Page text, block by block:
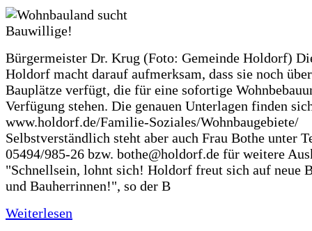
Bürgermeister Dr. Krug (Foto: Gemeinde Holdorf)
Holdorf macht darauf aufmerksam, dass sie noch
Bauplätze verfügt, die für eine sofortige
Verfügung stehen. Die genauen Unterlagen finden
www.holdorf.de/Familie-Soziales/Wohnbaugebiete/
Selbstverständlich steht aber auch Frau Bothe unter
05494/985-26 bzw. bothe@holdorf.de für weitere
"Schnellsein, lohnt sich! Holdorf freut sich auf neue
und Bauherrinnen!", so der B
Weiterlesen